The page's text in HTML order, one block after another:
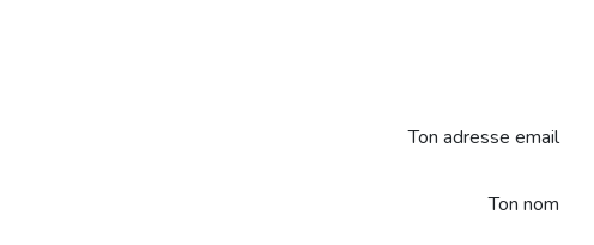
Ton adresse email
Ton nom